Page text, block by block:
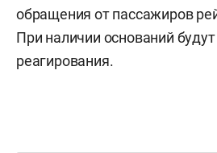
обращения от пассажиров
При наличии оснований
реагирования.